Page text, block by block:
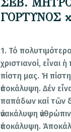
ΣΕΒ.
ΓΟΡΤΥΝΟΣ
1. Τό
χριστιανοί, εἶναι
πίστη μας. Ἡ
ἀποκάλυψη. Δέν
παπάδων καί τῶν
ἀνακάλυψη
ἀποκάλυψη.